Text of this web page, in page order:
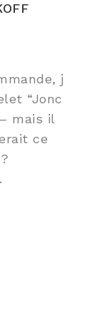
j
“Jonc
mais il
ce